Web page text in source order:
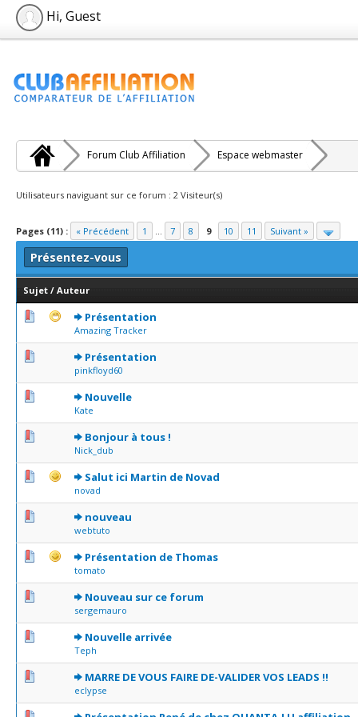
Hi, Guest
Forum Club Affiliation Espace webmaster
Utilisateurs naviguant sur ce forum : 2 Visiteur(s)
Pages (11) : « Précédent 1 ... 7 8 9 10 11 Suivant »
Présentez-vous
Sujet / Auteur
Présentation
Amazing Tracker
0 Votes - 0 sur 5 en moyenne
12345
Présentation
pinkfloyd60
0 Votes - 0 sur 5 en moyenne
12345
Nouvelle
Kate
0 Votes - 0 sur 5 en moyenne
123
Bonjour à tous !
Nick_dub
0 Votes - 0 sur 5 en moyenne
12 3 45
Salut ici Martin de Novad
novad
0 Votes - 0 sur 5 en moyenne
12 345
nouveau
webtuto
0 Votes - 0 sur 5 en moyenne
123
Présentation de Thomas
tomato
0 Votes - 0 sur 5 en moyenne
12345
Nouveau sur ce forum
sergemauro
0 Votes - 0 sur 5 en moyenne
12345
Nouvelle arrivée
Teph
0 Votes - 0 sur 5 en moyenne
12345
MARRE DE VOUS FAIRE DE-VALIDER VOS LEADS !!
eclypse
0 Votes - 0 sur 5 en moyenne
12345